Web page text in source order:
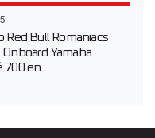
Red Bull Romaniacs
Yamaha
en...